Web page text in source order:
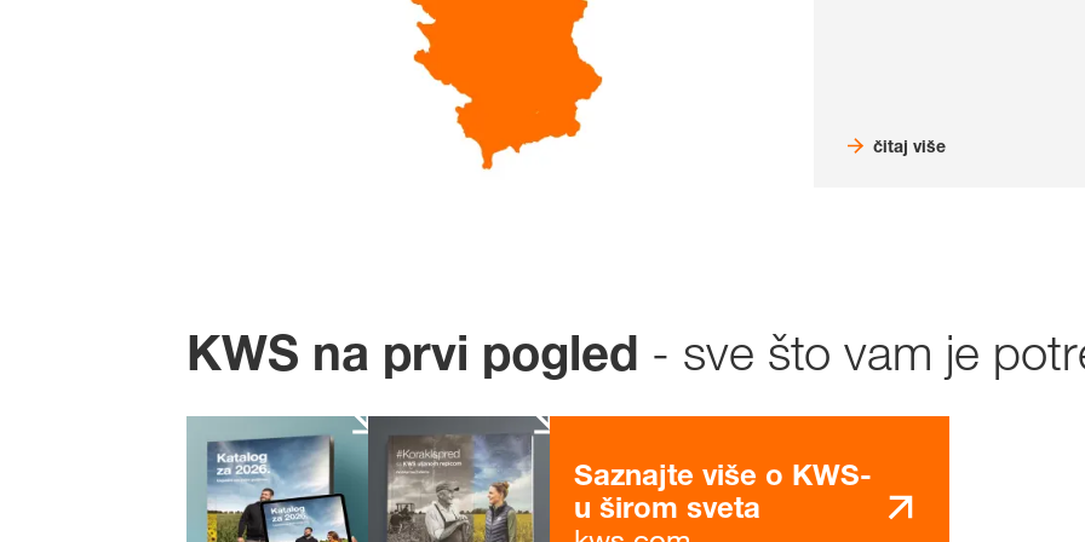
čitaj više
KWS na prvi pogled - sve što vam je
Saznajte više o KWS-
u širom sveta